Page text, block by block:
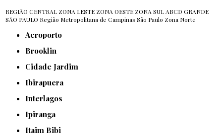
REGIÃO CENTRAL ZONA LESTE ZONA OESTE ZONA SUL ABCD GRANDE
SÃO PAULO Região Metropolitana de Campinas São Paulo Zona Norte
Aeroporto
Brooklin
Cidade Jardim
Ibirapuera
Interlagos
Ipiranga
Itaim Bibi